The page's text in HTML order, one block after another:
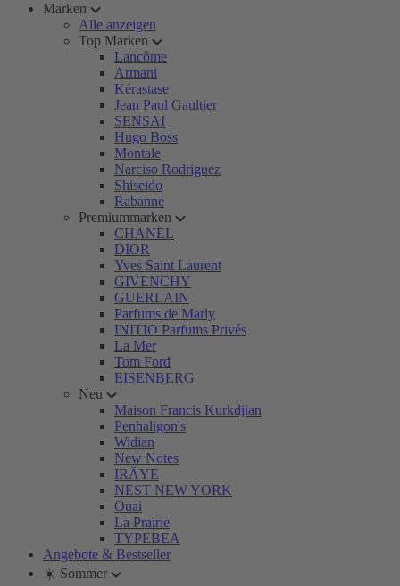
Marken
Alle anzeigen
Top Marken
Lancôme
Armani
Kérastase
Jean Paul Gaultier
SENSAI
Hugo Boss
Montale
Narciso Rodriguez
Shiseido
Rabanne
Premiummarken
CHANEL
DIOR
Yves Saint Laurent
GIVENCHY
GUERLAIN
Parfums de Marly
INITIO Parfums Privés
La Mer
Tom Ford
EISENBERG
Neu
Maison Francis Kurkdjian
Penhaligon's
Widian
New Notes
IRÄYE
NEST NEW YORK
Ouai
La Prairie
TYPEBEA
Angebote & Bestseller
☀️ Sommer